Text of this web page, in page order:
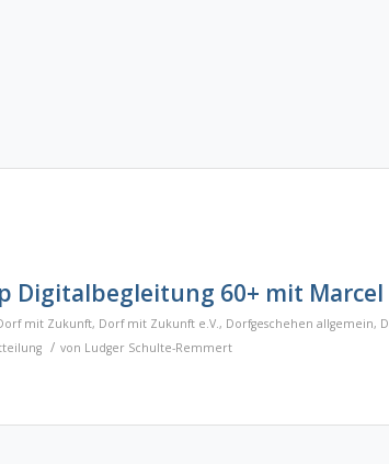
Digitalbegleitung 60+ mit Marcel
mit Zukunft, Dorf mit Zukunft e.V., Dorfgeschehen allgemein,
/ von Ludger Schulte-Remmert